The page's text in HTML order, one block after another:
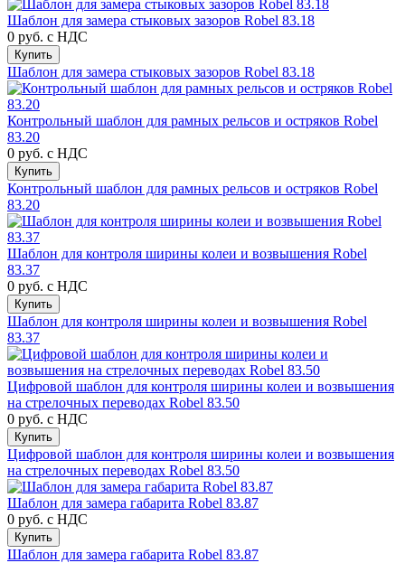
Шаблон для замера стыковых зазоров Robel 83.18
0 руб. с НДС
Купить
Шаблон для замера стыковых зазоров Robel 83.18
Контрольный шаблон для рамных рельсов и остряков Robel
83.20
0 руб. с НДС
Купить
Контрольный шаблон для рамных рельсов и остряков Robel
83.20
Шаблон для контроля ширины колеи и возвышения Robel
83.37
0 руб. с НДС
Купить
Шаблон для контроля ширины колеи и возвышения Robel
83.37
Цифровой шаблон для контроля ширины колеи и возвышения
на стрелочных переводах Robel 83.50
0 руб. с НДС
Купить
Цифровой шаблон для контроля ширины колеи и возвышения
на стрелочных переводах Robel 83.50
Шаблон для замера габарита Robel 83.87
0 руб. с НДС
Купить
Шаблон для замера габарита Robel 83.87